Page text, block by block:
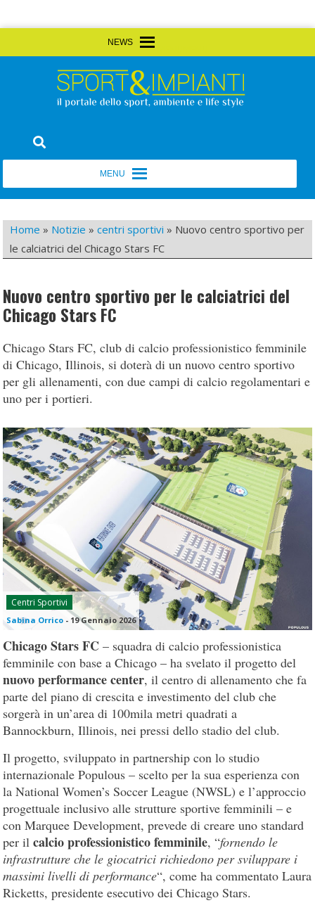
to
Sport&Impianti
Home » Notizie »centri sportivi » Nuovo centro sportivo per
le calciatrici del Chicago Stars FC
Nuovo centro sportivo per le calciatrici del
Chicago Stars FC
Chicago Stars FC, club di calcio professionistico femminile
di Chicago, Illinois, si doterà di un nuovo centro sportivo
per gli allenamenti, con due campi di calcio regolamentari e
uno per i portieri.
Centri Sportivi
Sabina Orrico - 19 Gennaio 2026
Chicago Stars FC– squadra di calcio professionistica
femminile con base a Chicago – ha svelato il progetto del
nuovo performance center, il centro di allenamento che fa
parte del piano di crescita e investimento del club che
sorgerà in un’area di 100mila metri quadrati a
Bannockburn, Illinois, nei pressi dello stadio del club.
Il progetto, sviluppato in partnership con lo studio
internazionale Populous – scelto per la sua esperienza con
la National Women’s Soccer League (NWSL) e l’approccio
progettuale inclusivo alle strutture sportive femminili – e
con Marquee Development, prevede di creare uno standard
per ilcalcio professionistico femminile, “fornendo le
infrastrutture che le giocatrici richiedono per sviluppare i
massimi livelli di performance“, come ha commentato Laura
Ricketts, presidente esecutivo dei Chicago Stars.